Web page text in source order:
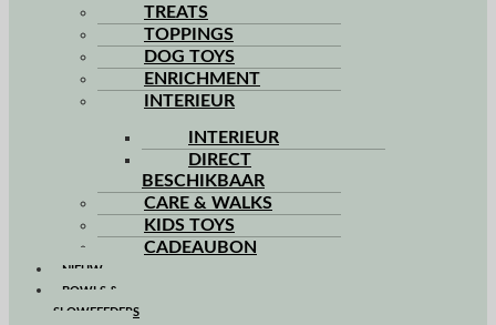
TREATS
TOPPINGS
DOG TOYS
ENRICHMENT
INTERIEUR
INTERIEUR
DIRECT
BESCHIKBAAR
CARE & WALKS
KIDS TOYS
CADEAUBON
NIEUW
BOWLS &
SLOWFEEDERS